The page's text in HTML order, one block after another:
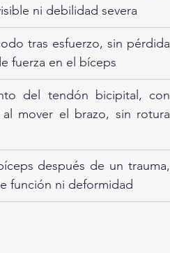
ni debilidad severa
tras esfuerzo, sin pérdida
fuerza en el bíceps
del tendón bicipital, con
al mover el brazo, sin rotura
después de un trauma,
función ni deformidad